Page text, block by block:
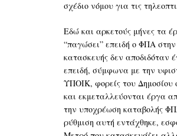
σχέδιο νόμου για τις
Εδώ και αρκετούς μήνες τα
“παγώσει” επειδή ο ΦΠΑ
κατασκευής δεν αποδιδόταν
επειδή, σύμφωνα με την
ΥΠΟΙΚ, φορείς του Δημοσίου
και εκμεταλλεύονται έργα
την υποχρέωση καταβολής
ρύθμιση αυτή εντάχθηκε,